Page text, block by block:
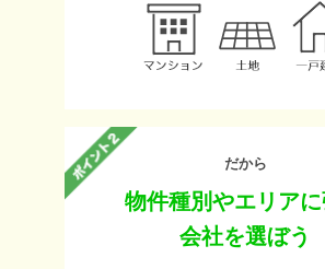
だから
物件種別やエリア
会社を選ぼう